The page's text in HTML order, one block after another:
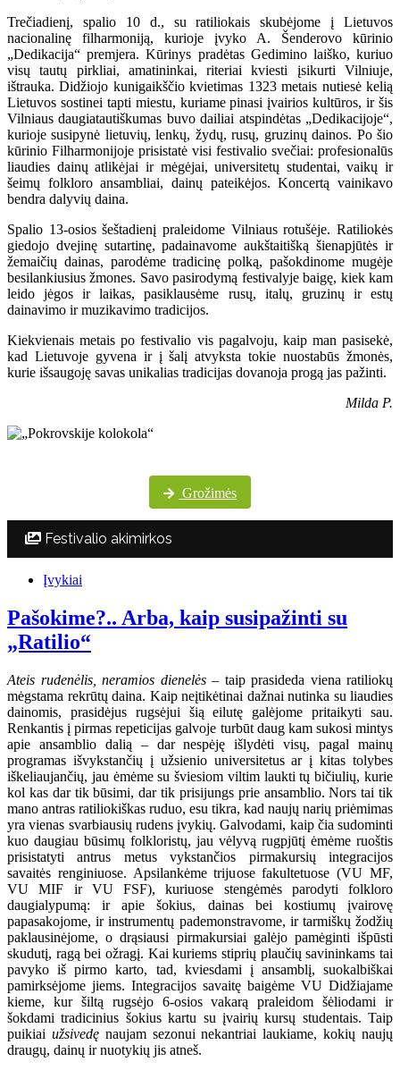
Trečiadienį, spalio 10 d., su ratiliokais skubėjome į Lietuvos
nacionalinę filharmoniją, kurioje įvyko A. Šenderovo kūrinio
„Dedikacija“ premjera. Kūrinys pradėtas Gedimino laiško, kuriuo
visų tautų pirkliai, amatininkai, riteriai kviesti įsikurti Vilniuje,
ištrauka. Didžiojo kunigaikščio kvietimas 1323 metais nutiesė kelią
Lietuvos sostinei tapti miestu, kuriame pinasi įvairios kultūros, ir šis
Vilniaus daugiatautiškumas buvo dailiai atspindėtas „Dedikacijoje“,
kurioje susipynė lietuvių, lenkų, žydų, rusų, gruzinų dainos. Po šio
kūrinio Filharmonijoje prisistatė visi festivalio svečiai: profesionalūs
liaudies dainų atlikėjai ir mėgėjai, universitetų studentai, vaikų ir
šeimų folkloro ansambliai, dainų pateikėjos. Koncertą vainikavo
bendra dalyvių daina.
Spalio 13-osios šeštadienį praleidome Vilniaus rotušėje. Ratiliokės
giedojo dvejinę sutartinę, padainavome aukštaitišką šienapjūtės ir
žemaičių dainas, parodėme tradicinę polką, pašokdinome mugėje
besilankiusius žmones. Savo pasirodymą festivalyje baigę, kiek kam
leido jėgos ir laikas, pasiklausėme rusų, italų, gruzinų ir estų
dainavimo ir muzikavimo tradicijos.
Kiekvienais metais po festivalio vis pagalvoju, kaip man pasisekė,
kad Lietuvoje gyvena ir į šalį atvyksta tokie nuostabūs žmonės,
kurie išsaugoję savas unikalias tradicijas dovanoja progą jas pažinti.
Milda P.
Grožimės
Festivalio akimirkos
Įvykiai
Pašokime?.. Arba, kaip susipažinti su
„Ratilio“
Ateis rudenėlis, neramios dienelės– taip prasideda viena ratiliokų
mėgstama rekrūtų daina. Kaip neįtikėtinai dažnai nutinka su liaudies
dainomis, prasidėjus rugsėjui šią eilutę galėjome pritaikyti sau.
Renkantis į pirmas repeticijas galvoje turbūt daug kam sukosi mintys
apie ansamblio dalią – dar nespėję išlydėti visų, pagal mainų
programas išvykstančių į užsienio universitetus ar į kitas tolybes
iškeliaujančių, jau ėmėme su šviesiom viltim laukti tų bičiulių, kurie
kol kas dar tik būsimi, dar tik prisijungs prie ansamblio. Nors tai tik
mano antras ratiliokiškas ruduo, esu tikra, kad naujų narių priėmimas
yra vienas svarbiausių rudens įvykių. Galvodami, kaip čia sudominti
kuo daugiau būsimų folkloristų, jau vėlyvą rugpjūtį ėmėme ruoštis
prisistatyti antrus metus vykstančios pirmakursių integracijos
savaitės renginiuose. Apsilankėme trijuose fakultetuose (VU MF,
VU MIF ir VU FSF), kuriuose stengėmės parodyti folkloro
daugialypumą: ir apie šokius, dainas bei kostiumų įvairovę
papasakojome, ir instrumentų pademonstravome, ir tarmiškų žodžių
paklausinėjome, o drąsiausi pirmakursiai galėjo pamėginti išpūsti
skudutį, ragą bei ožragį. Kai kuriems stiprių plaučių savininkams tai
pavyko iš pirmo karto, tad, kviesdami į ansamblį, suokalbiškai
pamirksėjome jiems. Integracijos savaitę baigėme VU Didžiajame
kieme, kur šiltą rugsėjo 6-osios vakarą praleidom šėliodami ir
šokdami tradicinius šokius kartu su įvairių kursų studentais. Taip
puikiai užsivedę naujam sezonui nekantriai laukiame, kokių naujų
draugų, dainų ir nuotykių jis atneš.